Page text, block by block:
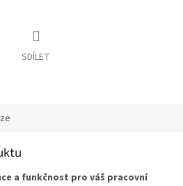
SDÍLET
a funkčnost pro váš pracovní